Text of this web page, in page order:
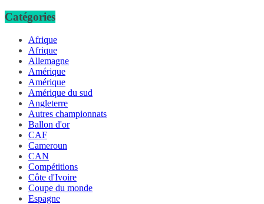
Catégories
Afrique
Afrique
Allemagne
Amérique
Amérique
Amérique du sud
Angleterre
Autres championnats
Ballon d'or
CAF
Cameroun
CAN
Compétitions
Côte d'Ivoire
Coupe du monde
Espagne